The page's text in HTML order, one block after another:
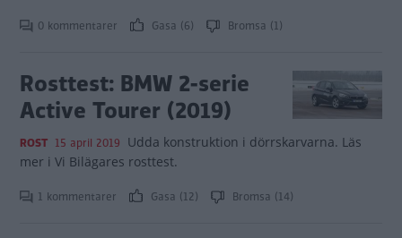
0 kommentarer Gasa (6) Bromsa (1)
Rosttest: BMW 2-serie
Active Tourer (2019)
ROST 15 april 2019 Udda konstruktion i dörrskarvarna. Läs
mer i Vi Bilägares rosttest.
1 kommentarer Gasa (12) Bromsa (14)